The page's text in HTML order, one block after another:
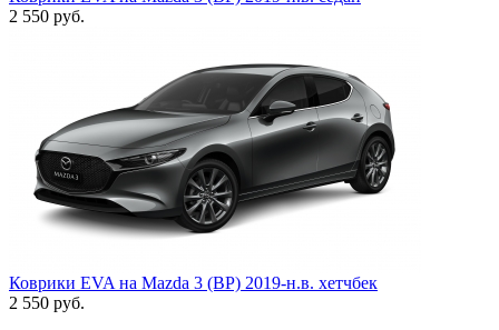
2 550 руб.
Коврики EVA на Mazda 3 (BP) 2019-н.в. хетчбек
2 550 руб.